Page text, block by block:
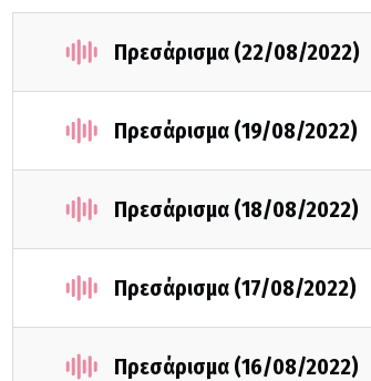
Πρεσάρισμα (22/08/2022)
Πρεσάρισμα (19/08/2022)
Πρεσάρισμα (18/08/2022)
Πρεσάρισμα (17/08/2022)
Πρεσάρισμα (16/08/2022)